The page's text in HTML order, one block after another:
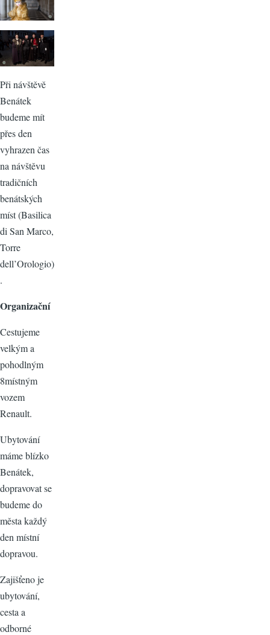
Při návštěvě
Benátek
budeme mít
přes den
vyhrazen čas
na návštěvu
tradičních
benátských
míst (Basilica
di San Marco,
Torre
dell’Orologio)
.
Organizační
Cestujeme
velkým a
pohodlným
8místným
vozem
Renault.
Ubytování
máme blízko
Benátek,
dopravovat se
budeme do
města každý
den místní
dopravou.
Zajišťeno je
ubytování,
cesta a
odborné